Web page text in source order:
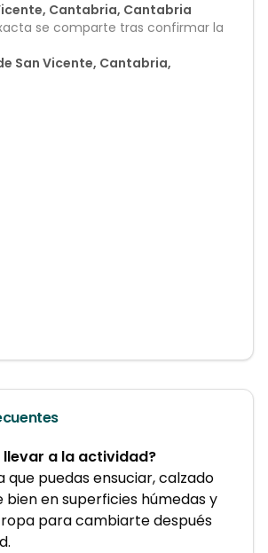
, Cantabria, Cantabria
se comparte tras confirmar la
San Vicente, Cantabria,
llevar a la actividad?
que puedas ensuciar, calzado
bien en superficies húmedas y
para cambiarte después